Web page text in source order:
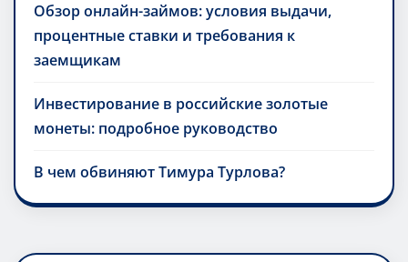
Обзор онлайн-займов: условия выдачи,
процентные ставки и требования к
заемщикам
Инвестирование в российские золотые
монеты: подробное руководство
В чем обвиняют Тимура Турлова?